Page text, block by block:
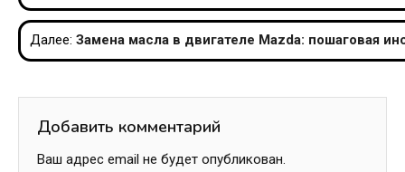
по
записям
Далее: Замена масла в двигателе Mazda: пошаговая
Добавить комментарий
Ваш адрес email не будет опубликован.